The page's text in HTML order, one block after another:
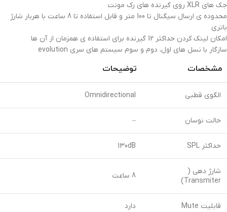
جک های XLR روی گیرنده های رک مونت
محدوده ی ارسال سیگنال تا 100 متر و قابل استفاده تا 8 ساعت با هربار شارژ
باتری
امکان لینک کردن حداکثر 12 گیرنده برای استفاده ی همزمان از آن ها
سازگار با نسل های اول، دوم و سوم سیستم های سری evolution
مشخصات توضیحات
الگوی قطبی Omnidirectional
حالت نوسان –
حداکثر SPL 130dB
شارژ دهی (
Transmiter)
8 ساعت
قابلیت Mute دارد